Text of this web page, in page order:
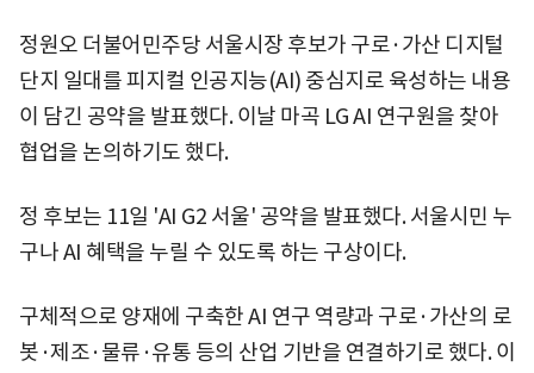
정원오 더불어민주당 서울시장 후보가 구로·가산 디지털
단지 일대를 피지컬 인공지능(AI) 중심지로 육성하는 내용
이 담긴 공약을 발표했다. 이날 마곡 LG AI 연구원을 찾아
협업을 논의하기도 했다.
정 후보는 11일 'AI G2 서울' 공약을 발표했다. 서울시민 누
구나 AI 혜택을 누릴 수 있도록 하는 구상이다.
구체적으로 양재에 구축한 AI 연구 역량과 구로·가산의 로
봇·제조·물류·유통 등의 산업 기반을 연결하기로 했다. 이